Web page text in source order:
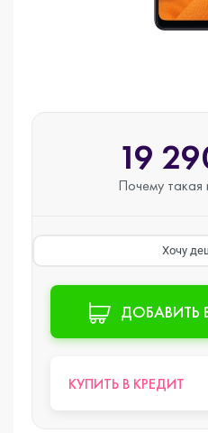
19
Почему такая
Хочу
ДОБАВИТЬ
КУПИТЬ В КРЕДИТ